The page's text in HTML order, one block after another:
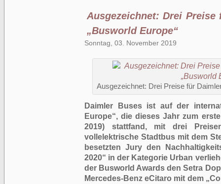
Ausgezeichnet: Drei
„Busworld Europe“
Sonntag, 03. November 2019
Ausgezeichnet: Drei Preise für
Daimler Buses ist auf der
Europe“, die dieses Jahr zum
2019) stattfand, mit drei
vollelektrische Stadtbus mit dem
besetzten Jury den
2020“ in der Kategorie Urban
der Busworld Awards den Setra
Mercedes-Benz eCitaro mit dem